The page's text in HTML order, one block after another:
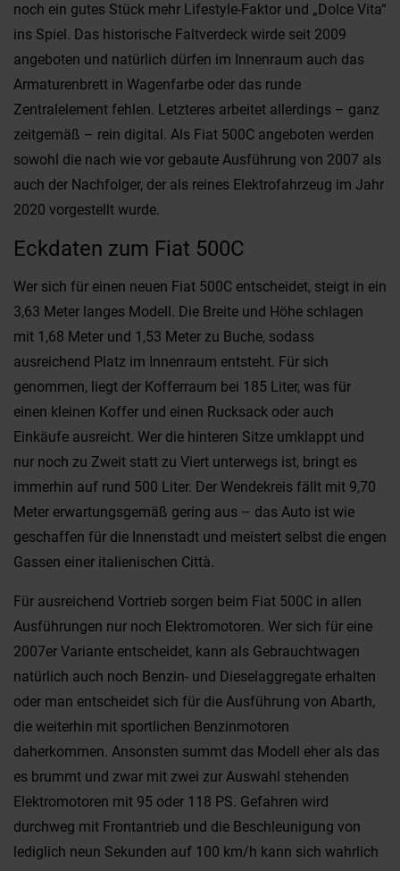
noch ein gutes Stück mehr Lifestyle-Faktor und „Dolce Vita“
ins Spiel. Das historische Faltverdeck wirde seit 2009
angeboten und natürlich dürfen im Innenraum auch das
Armaturenbrett in Wagenfarbe oder das runde
Zentralelement fehlen. Letzteres arbeitet allerdings – ganz
zeitgemäß – rein digital. Als Fiat 500C angeboten werden
sowohl die nach wie vor gebaute Ausführung von 2007 als
auch der Nachfolger, der als reines Elektrofahrzeug im Jahr
2020 vorgestellt wurde.
Eckdaten zum Fiat 500C
Wer sich für einen neuen Fiat 500C entscheidet, steigt in ein
3,63 Meter langes Modell. Die Breite und Höhe schlagen
mit 1,68 Meter und 1,53 Meter zu Buche, sodass
ausreichend Platz im Innenraum entsteht. Für sich
genommen, liegt der Kofferraum bei 185 Liter, was für
einen kleinen Koffer und einen Rucksack oder auch
Einkäufe ausreicht. Wer die hinteren Sitze umklappt und
nur noch zu Zweit statt zu Viert unterwegs ist, bringt es
immerhin auf rund 500 Liter. Der Wendekreis fällt mit 9,70
Meter erwartungsgemäß gering aus – das Auto ist wie
geschaffen für die Innenstadt und meistert selbst die engen
Gassen einer italienischen Città.
Für ausreichend Vortrieb sorgen beim Fiat 500C in allen
Ausführungen nur noch Elektromotoren. Wer sich für eine
2007er Variante entscheidet, kann als Gebrauchtwagen
natürlich auch noch Benzin- und Dieselaggregate erhalten
oder man entscheidet sich für die Ausführung von Abarth,
die weiterhin mit sportlichen Benzinmotoren
daherkommen. Ansonsten summt das Modell eher als das
es brummt und zwar mit zwei zur Auswahl stehenden
Elektromotoren mit 95 oder 118 PS. Gefahren wird
durchweg mit Frontantrieb und die Beschleunigung von
lediglich neun Sekunden auf 100 km/h kann sich wahrlich